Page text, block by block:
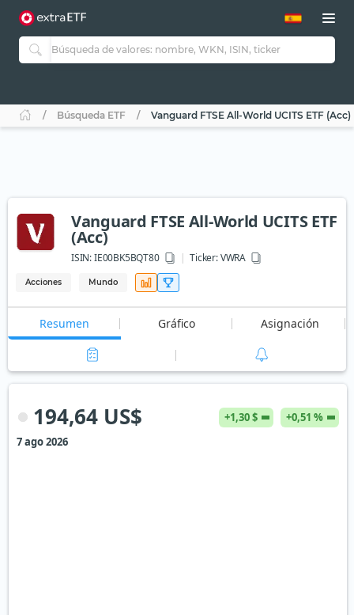
Búsqueda ETF Vanguard FTSE All-World UCITS ETF (Acc)
Vanguard FTSE All-World UCITS ETF
(Acc)
ISIN:IE00BK5BQT80 Ticker:VWRA
Acciones Mundo
Resumen Gráfico Asignación
194,64 US$ +1,30 $
+0,51 %
7 ago 2026